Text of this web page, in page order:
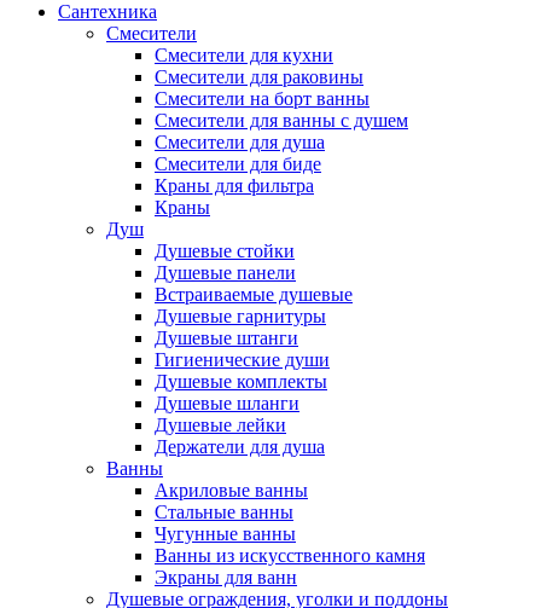
Сантехника
Смесители
Смесители для кухни
Смесители для раковины
Смесители на борт ванны
Смесители для ванны с душем
Смесители для душа
Смесители для биде
Краны для фильтра
Краны
Душ
Душевые стойки
Душевые панели
Встраиваемые душевые
Душевые гарнитуры
Душевые штанги
Гигиенические души
Душевые комплекты
Душевые шланги
Душевые лейки
Держатели для душа
Ванны
Акриловые ванны
Стальные ванны
Чугунные ванны
Ванны из искусственного камня
Экраны для ванн
Душевые ограждения, уголки и поддоны